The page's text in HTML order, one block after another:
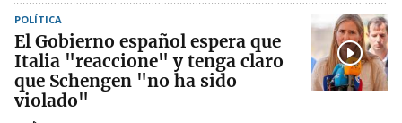
POLÍTICA
El Gobierno español espera que
Italia "reaccione" y tenga claro
que Schengen "no ha sido
violado"